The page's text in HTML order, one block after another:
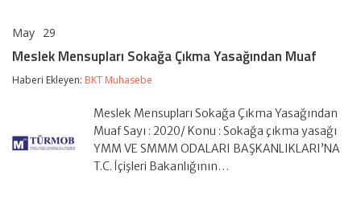
May 29
Sokağa
Çıkma
Yasağından
Meslek Mensupları Sokağa Çıkma Yasağından Muaf
Haberi Ekleyen: BKT Muhasebe
Meslek Mensupları Sokağa Çıkma Yasağından
Muaf Sayı : 2020/ Konu : Sokağa çıkma yasağı
YMM VE SMMM ODALARI BAŞKANLIKLARI’NA
T.C. İçişleri Bakanlığının…